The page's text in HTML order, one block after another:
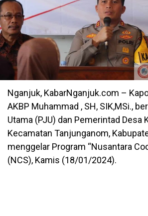
Nganjuk, KabarNganjuk.com –
AKBP Muhammad , SH, SIK,MSi.,
Utama (PJU) dan Pemerintad Desa
Kecamatan Tanjunganom,
menggelar Program “Nusantara
(NCS), Kamis (18/01/2024).